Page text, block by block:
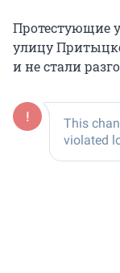
Протестующие
улицу
и не стали